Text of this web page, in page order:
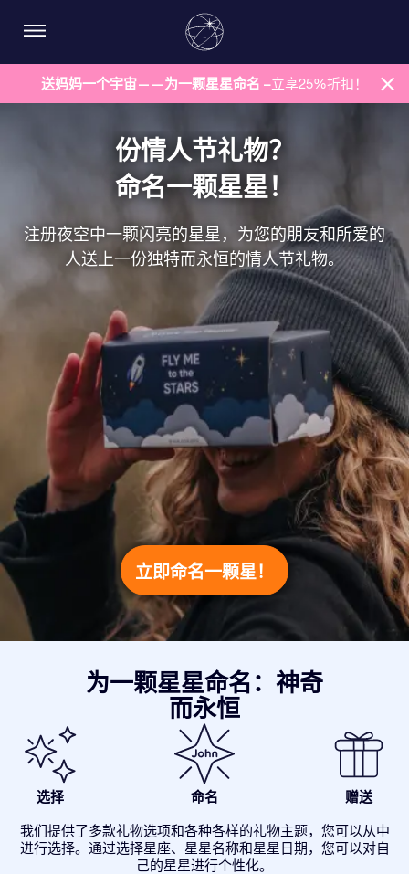
送妈妈一个宇宙——为一颗星星命名 –立享25%折扣！
份情人节礼物？
命名一颗星星！
注册夜空中一颗闪亮的星星，为您的朋友和所爱的
人送上一份独特而永恒的情人节礼物。
立即命名一颗星！
为一颗星星命名：神奇
而永恒
选择 命名 赠送
我们提供了多款礼物选项和各种各样的礼物主题，您可以从中
进行选择。通过选择星座、星星名称和星星日期，您可以对自
己的星星进行个性化。